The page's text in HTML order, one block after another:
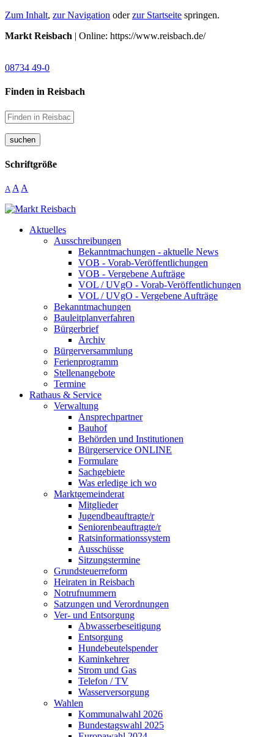
Zum Inhalt, zur Navigation oderzur Startseite springen.
Markt Reisbach | Online: https://www.reisbach.de/
08734 49-0
Finden in Reisbach
suchen
Schriftgröße
A A A
Aktuelles
Ausschreibungen
Bekanntmachungen - aktuelle News
VOB - Vorab-Veröffentlichungen
VOB - Vergebene Aufträge
VOL / UVgO - Vorab-Veröffentlichungen
VOL / UVgO - Vergebene Aufträge
Bekanntmachungen
Bauleitplanverfahren
Bürgerbrief
Archiv
Bürgerversammlung
Ferienprogramm
Stellenangebote
Termine
Rathaus & Service
Verwaltung
Ansprechpartner
Bauhof
Behörden und Institutionen
Bürgerservice ONLINE
Formulare
Sachgebiete
Was erledige ich wo
Marktgemeinderat
Mitglieder
Jugendbeauftragte/r
Seniorenbeauftragte/r
Ratsinformationssystem
Ausschüsse
Sitzungstermine
Grundsteuerreform
Heiraten in Reisbach
Notrufnummern
Satzungen und Verordnungen
Ver- und Entsorgung
Abwasserbeseitigung
Entsorgung
Hundebeutelspender
Kaminkehrer
Strom und Gas
Telefon / TV
Wasserversorgung
Wahlen
Kommunalwahl 2026
Bundestagswahl 2025